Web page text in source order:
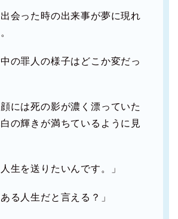
会った時の出来事が夢に現れ
の罪人の様子はどこか変だっ
には死の影が濃く漂っていた
の輝きが満ちているように見
生を送りたいんです。」
る人生だと言える？」